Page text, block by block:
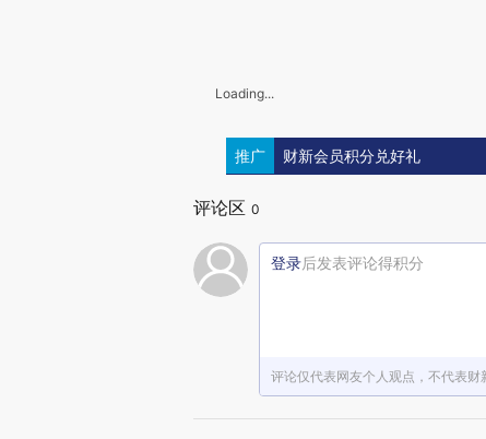
Loading...
推广 财新会员积分兑好礼
评论区 0
登录后发表评论得积分
评论仅代表网友个人观点，不代表财